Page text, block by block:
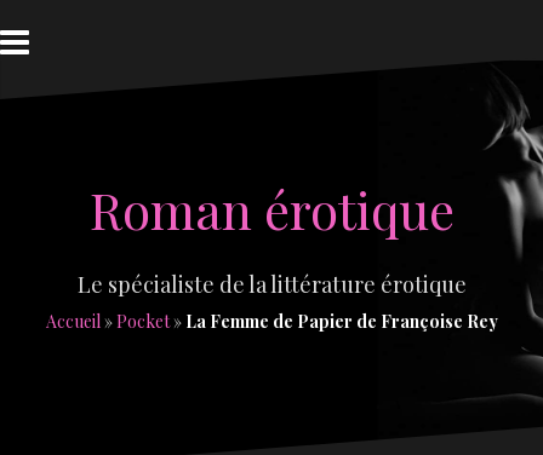
au
contenu
Roman érotique
Le spécialiste de la littérature érotique
Accueil »Pocket» La Femme de Papier de Françoise Rey